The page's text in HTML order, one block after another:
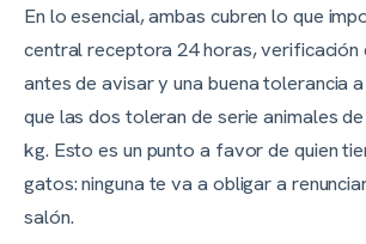
En lo esencial, ambas cubren lo que
central receptora 24 horas, verificación
antes de avisar y una buena tolerancia
que las dos toleran de serie animales
kg. Esto es un punto a favor de quien
gatos: ninguna te va a obligar a
salón.